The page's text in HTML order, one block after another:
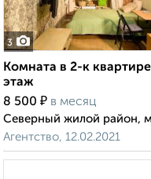
3
Комната в 2-к
этаж
8 500 ₽ в месяц
Северный жилой район,
Агентство, 12.02.2021